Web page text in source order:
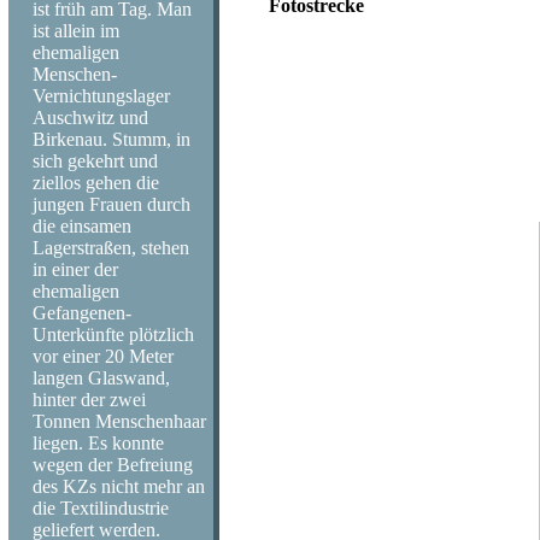
ist früh am Tag. Man
ist allein im
ehemaligen
Menschen-
Vernichtungslager
Auschwitz und
Birkenau. Stumm, in
sich gekehrt und
ziellos gehen die
jungen Frauen durch
die einsamen
Lagerstraßen, stehen
in einer der
ehemaligen
Gefangenen-
Unterkünfte plötzlich
vor einer 20 Meter
langen Glaswand,
hinter der zwei
Tonnen Menschenhaar
liegen. Es konnte
wegen der Befreiung
des KZs nicht mehr an
die Textilindustrie
geliefert werden.
Fotostrecke